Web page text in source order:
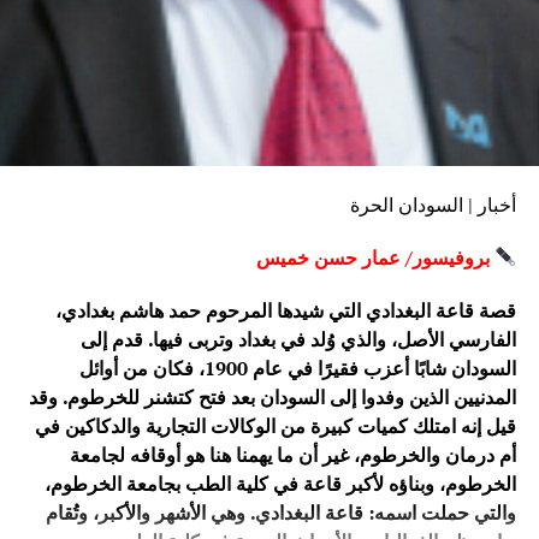
وفي جانب آخر من كلمته، أشاد السفير بالدور الذي تقوم به
منصة دراسات الأمن والسلام في مجال البحث والدراسات
الاستراتيجية، مثمنًا جهود مدير المنصة إبراهيم ناصر في دعم
البحث العلمي وخلق مساحة للحوار حول القضايا المرتبطة
بالسودان وإفريقيا والأمن والسلام.
وشهد اللقاء نقاشًا وتبادلًا للرؤى حول عدد من التطورات
تعزيز دور المؤسسات البحثية في إنتاج المعرفة ودعم الحوار
من جانبها، أعربت منصة دراسات الأمن والسلام عن تقديرها
لزيارة سعادة السفير، مؤكدة أهمية استمرار التواصل مع
المؤسسات الدبلوماسية والأكاديمية والبحثية، وتطوير مساحات
الحوار والتعاون بما يسهم في تعزيز المعرفة والفهم المشترك
للقضايا التي تشهدها السودان وإفريقيا.
وتأتي هذه الزيارة في إطار اهتمام المنصة بتوسيع شبكة علاقاتها
أخبار | السودان الحرة
بروفيسور/ عمار حسن خميس
قصة قاعة البغدادي التي شيدها المرحوم حمد هاشم بغدادي،
الفارسي الأصل، والذي وُلد في بغداد وتربى فيها. قدم إلى
السودان شابًا أعزب فقيرًا في عام 1900، فكان من أوائل
المدنيين الذين وفدوا إلى السودان بعد فتح كتشنر للخرطوم. وقد
قيل إنه امتلك كميات كبيرة من الوكالات التجارية والدكاكين في
أم درمان والخرطوم، غير أن ما يهمنا هنا هو أوقافه لجامعة
الخرطوم، وبناؤه لأكبر قاعة في كلية الطب بجامعة الخرطوم،
والتي حملت اسمه: قاعة البغدادي. وهي الأشهر والأكبر، وتُقام